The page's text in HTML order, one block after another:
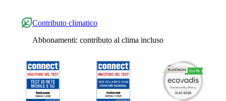
Contributo climatico
Abbonamenti: contributo al clima incluso